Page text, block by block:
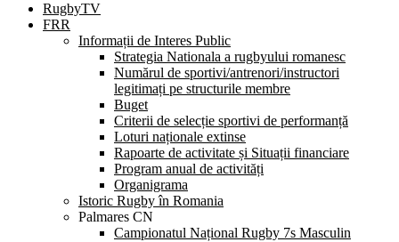
RugbyTV
FRR
Informații de Interes Public
Strategia Nationala a rugbyului romanesc
Numărul de sportivi/antrenori/instructori
legitimați pe structurile membre
Buget
Criterii de selecție sportivi de performanță
Loturi naționale extinse
Rapoarte de activitate și Situații financiare
Program anual de activități
Organigrama
Istoric Rugby în Romania
Palmares CN
Campionatul Național Rugby 7s Masculin